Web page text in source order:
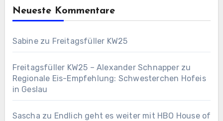
Neueste Kommentare
Sabinezu Freitagsfüller KW25
Freitagsfüller KW25 – Alexander Schnapperzu
Regionale Eis-Empfehlung: Schwesterchen Hofeis
in Geslau
Sascha zu Endlich geht es weiter mit HBO House of